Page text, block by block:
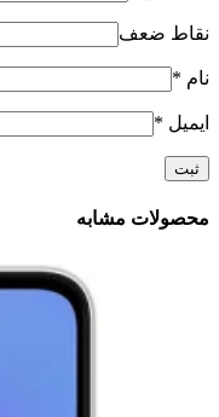
نقاط ضعف
نام *
ایمیل *
محصولات مشابه